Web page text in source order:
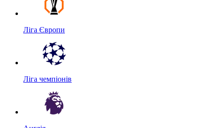
Ліга Європи
Ліга чемпіонів